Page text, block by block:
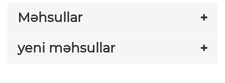
Məhsullar
yeni məhsullar